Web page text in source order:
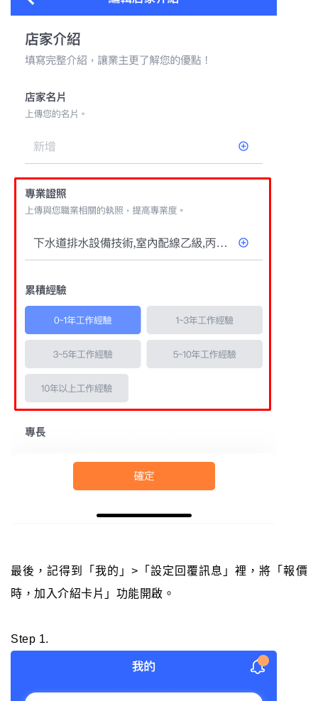
最後，記得到「我的」>「設定回覆訊息」裡，將「報價
時，加入介紹卡片」功能開啟。
Step 1.